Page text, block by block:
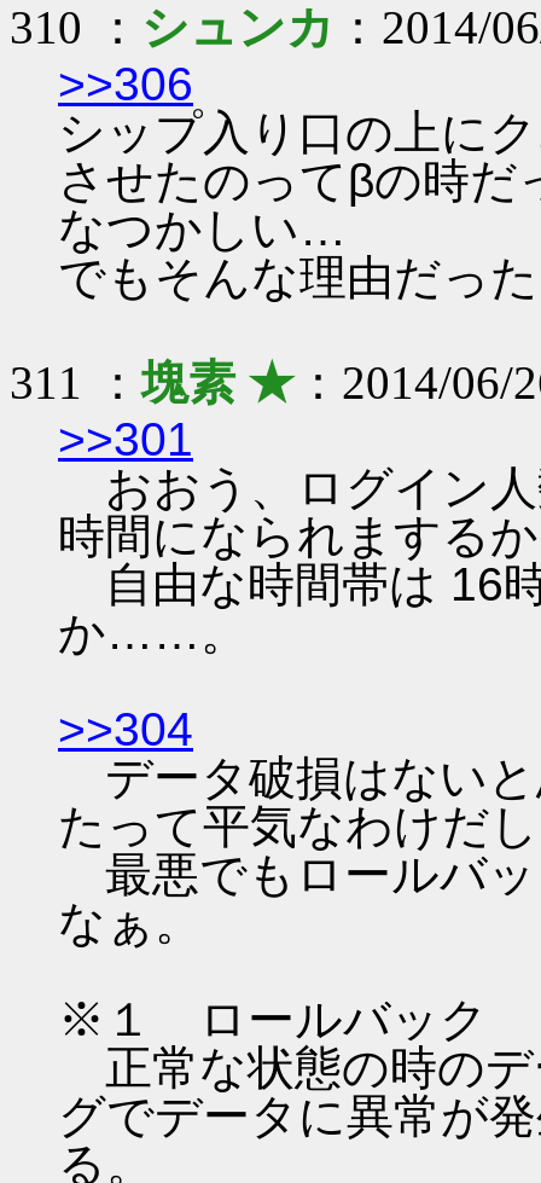
310 ： シュンカ ：2014/
>>306
シップ入り口の上に
させたのってβの時
なつかしい…
でもそんな理由だっ
311 ：塊素 ★：2014/06/
>>301
おおう、ログイン
時間になられまする
自由な時間帯は 16
か……。
>>304
データ破損はない
たって平気なわけだ
最悪でもロールバ
なぁ。
※１ ロールバック
正常な状態の時の
グでデータに異常が
る。